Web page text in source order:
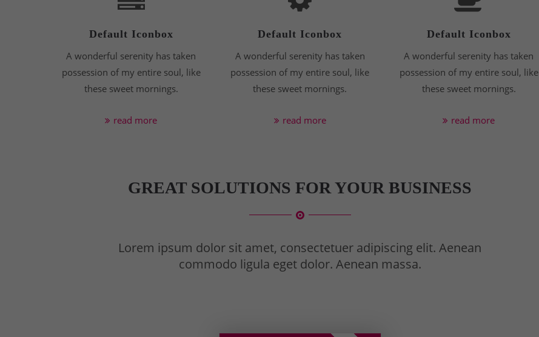
Default Iconbox
A wonderful serenity has taken
possession of my entire soul, like
these sweet mornings.
read more
Default Iconbox
A wonderful serenity has taken
possession of my entire soul, like
these sweet mornings.
read more
Default Iconbox
A wonderful serenity has taken
possession of my entire soul, like
these sweet mornings.
read more
GREAT SOLUTIONS FOR YOUR BUSINESS
Lorem ipsum dolor sit amet, consectetuer adipiscing elit. Aenean
commodo ligula eget dolor. Aenean massa.